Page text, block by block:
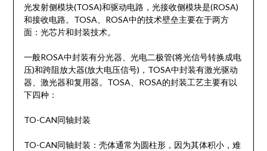
光发射侧模块(TOSA)和驱动电路，光接收侧模块是(ROSA)
和接收电路。TOSA、ROSA中的技术壁垒主要在于两方
面：光芯片和封装技术。
一般ROSA中封装有分光器、光电二极管(将光信号转换成电
压)和跨阻放大器(放大电压信号)，TOSA中封装有激光驱动
器、激光器和复用器。TOSA、ROSA的封装工艺主要有以
下四种：
TO-CAN同轴封装
TO-CAN同轴封装：壳体通常为圆柱形，因为其体积小，难